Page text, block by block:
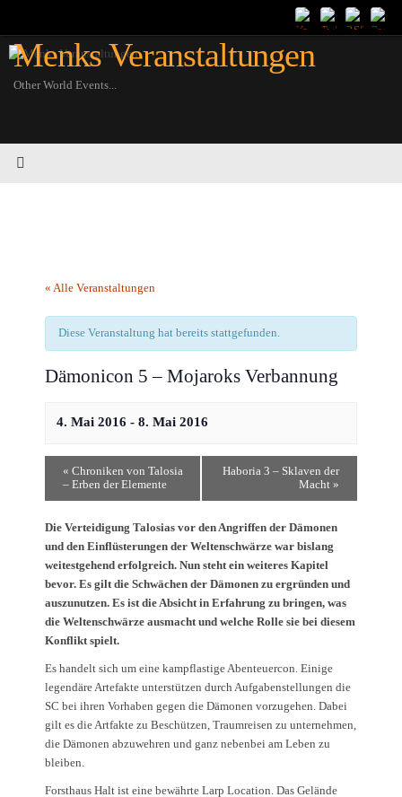
springen
Menks Veranstaltungen
Other World Events...
« Alle Veranstaltungen
Diese Veranstaltung hat bereits stattgefunden.
Dämonicon 5 – Mojaroks Verbannung
4. Mai 2016 - 8. Mai 2016
« Chroniken von Talosia
– Erben der Elemente
Haboria 3 – Sklaven der
Macht »
Die Verteidigung Talosias vor den Angriffen der Dämonen
und den Einflüsterungen der Weltenschwärze war bislang
weitestgehend erfolgreich. Nun steht ein weiteres Kapitel
bevor. Es gilt die Schwächen der Dämonen zu ergründen und
auszunutzen. Es ist die Absicht in Erfahrung zu bringen, was
die Weltenschwärze ausmacht und welche Rolle sie bei diesem
Konflikt spielt.
Es handelt sich um eine kampflastige Abenteuercon. Einige
legendäre Artefakte unterstützen durch Aufgabenstellungen die
SC bei ihren Vorhaben gegen die Dämonen vorzugehen. Dabei
gilt es die Artfakte zu Beschützen, Traumreisen zu unternehmen,
die Dämonen abzuwehren und ganz nebenbei am Leben zu
bleiben.
Forsthaus Halt ist eine bewährte Larp Location. Das Gelände